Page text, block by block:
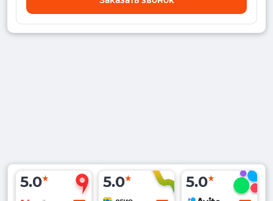
5.0 5.0 5.0